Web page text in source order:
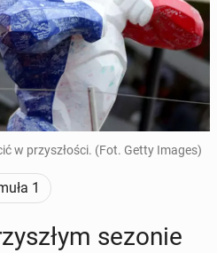
w przyszłości. (Fot. Getty Images)
1
sezonie